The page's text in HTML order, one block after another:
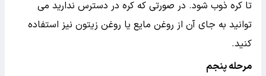
تا کره ذوب شود. در صورتی که کره در دسترس ندارید می
توانید به جای آن از روغن مایع یا روغن زیتون نیز استفاده
کنید.
مرحله پنجم